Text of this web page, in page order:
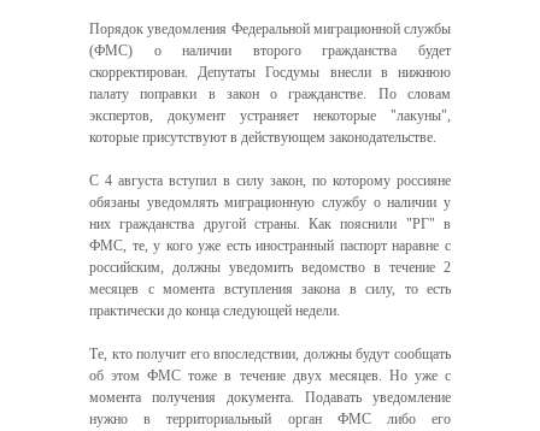
Порядок уведомления Федеральной миграционной службы
(ФМС) о наличии второго гражданства будет
скорректирован. Депутаты Госдумы внесли в нижнюю
палату поправки в закон о гражданстве. По словам
экспертов, документ устраняет некоторые "лакуны",
которые присутствуют в действующем законодательстве.
С 4 августа вступил в силу закон, по которому россияне
обязаны уведомлять миграционную службу о наличии у
них гражданства другой страны. Как пояснили "РГ" в
ФМС, те, у кого уже есть иностранный паспорт наравне с
российским, должны уведомить ведомство в течение 2
месяцев с момента вступления закона в силу, то есть
практически до конца следующей недели.
Те, кто получит его впоследствии, должны будут сообщать
об этом ФМС тоже в течение двух месяцев. Но уже с
момента получения документа. Подавать уведомление
нужно в территориальный орган ФМС либо его